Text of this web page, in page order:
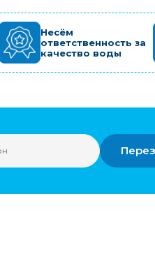
Несём
ответственность за
качество воды